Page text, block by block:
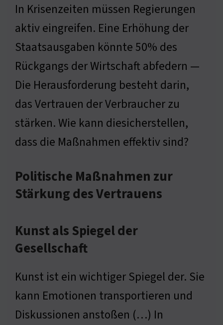
In Krisenzeiten müssen Regierungen
aktiv eingreifen. Eine Erhöhung der
Staatsausgaben könnte 50% des
Rückgangs der Wirtschaft abfedern —
Die Herausforderung besteht darin,
das Vertrauen der Verbraucher zu
stärken. Wie kann diesicherstellen,
dass die Maßnahmen effektiv sind?
Politische Maßnahmen zur
Stärkung des Vertrauens
Kunst als Spiegel der
Gesellschaft
Kunst ist ein wichtiger Spiegel der. Sie
kann Emotionen transportieren und
Diskussionen anstoßen (…) In